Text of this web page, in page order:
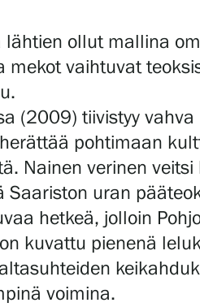
ollut mallina
vaihtuvat
(2009) tiivistyy
pohtimaan
Nainen verinen
Saariston uran
hetkeä, jolloin
kuvattu pienenä
voimina.